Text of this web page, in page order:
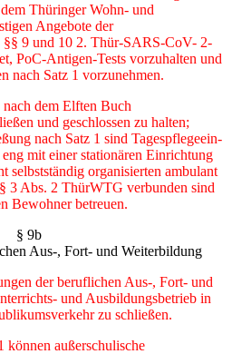
Thüringer Wohn- und
Angebote der
§§ 9 und 10 2. Thür-SARS-CoV- 2-
PoC-Antigen-Tests vorzuhalten und
nach Satz 1 vorzunehmen.
dem Elften Buch
und geschlossen zu halten;
nach Satz 1 sind Tagespflegeein­
mit einer stationären Einrichtung
selbstständig organisierten ambulant
3 Abs. 2 ThürWTG verbunden sind
Bewohner betreuen.
§ 9b
Aus-, Fort- und Weiterbildung
der beruflichen Aus-, Fort- und
und Ausbildungsbetrieb in
zu schlie­ßen.
außerschulische